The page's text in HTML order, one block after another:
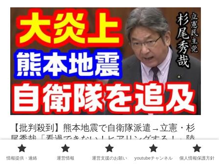
【批判殺到】熊本地震で自衛隊派遣→立憲・杉
尾秀哉「看過できない！ヒアリングする！」陸
自情報収集問題を突然持ち出し大炎上【KSLチ
ャンネル】
情報提供・連絡 運営情報 運営支援のお願い youtubeチャンネル 個人情報保護方針